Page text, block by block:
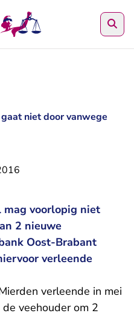
niet door vanwege
mag voorlopig niet
2 nieuwe
Oost-Brabant
verleende
verleende in mei
veehouder om 2